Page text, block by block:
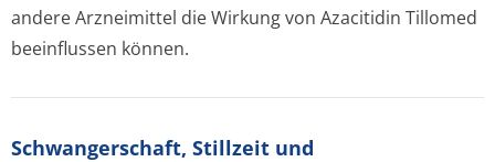
andere Arzneimittel die Wirkung von Azacitidin Tillomed
beeinflussen können.
Schwangerschaft, Stillzeit und